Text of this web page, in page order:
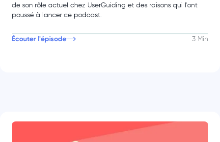
de son rôle actuel chez UserGuiding et des raisons qui l'ont
poussé à lancer ce podcast.
Écouter l'épisode 3 Min